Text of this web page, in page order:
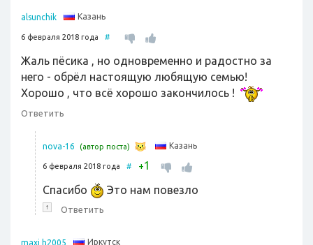
alsunchik Казань
6 февраля 2018 года #
Жаль пёсика , но одновременно и радостно за
него - обрёл настоящую любящую семью!
Хорошо , что всё хорошо закончилось !
Ответить
nova-16 (автор поста) Казань
6 февраля 2018 года # +1
Спасибо
Это нам повезло
↑ Ответить
maxi h2005 Иркутск